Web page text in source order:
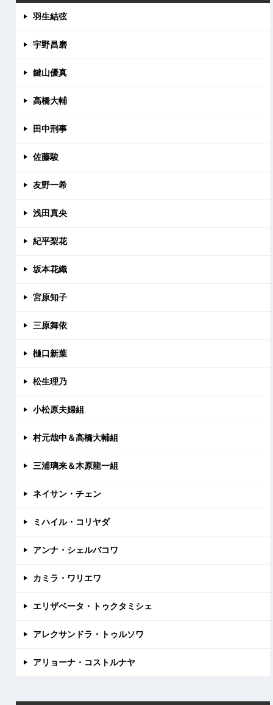
羽生結弦
宇野昌磨
鍵山優真
高橋大輔
田中刑事
佐藤駿
友野一希
浅田真央
紀平梨花
坂本花織
宮原知子
三原舞依
樋口新葉
松生理乃
小松原夫婦組
村元哉中＆高橋大輔組
三浦璃来＆木原龍一組
ネイサン・チェン
ミハイル・コリヤダ
アンナ・シェルバコワ
カミラ・ワリエワ
エリザベータ・トゥクタミシェ
アレクサンドラ・トゥルソワ
アリョーナ・コストルナヤ